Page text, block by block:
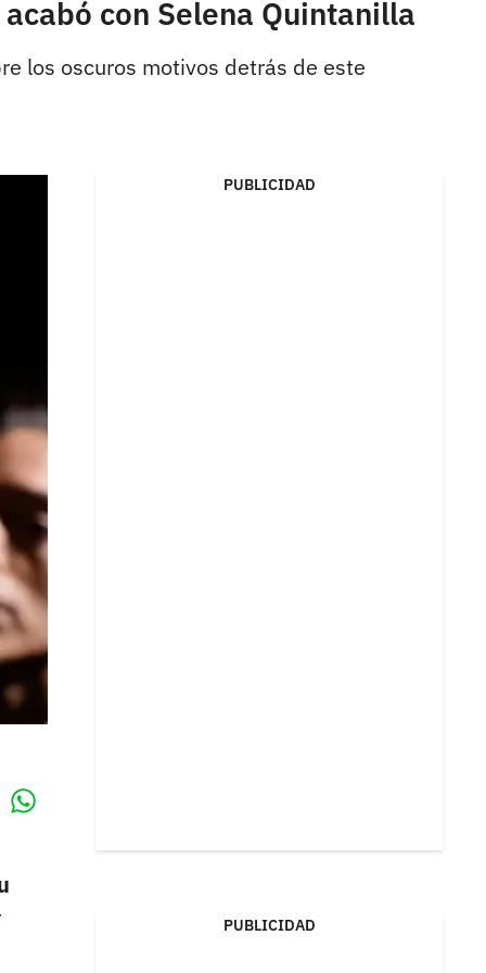
con Selena Quintanilla
los oscuros motivos detrás de este
PUBLICIDAD
PUBLICIDAD